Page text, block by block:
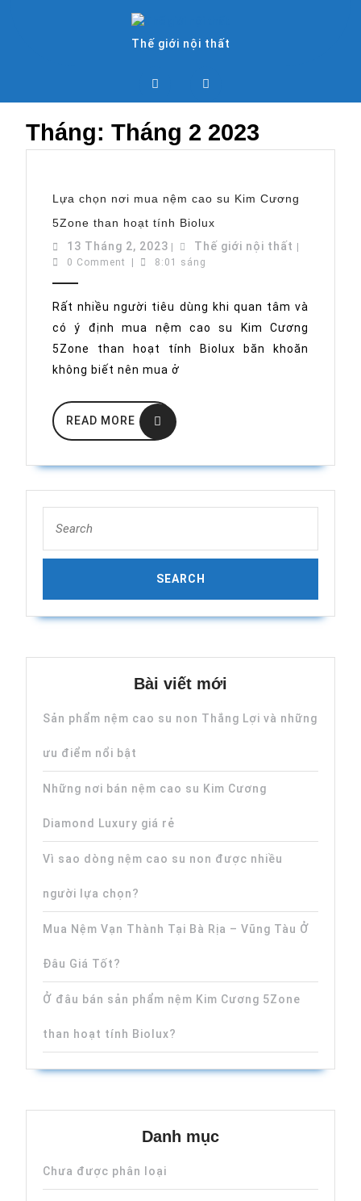
Thế giới nội thất
Open
Button
Tháng: Tháng 2 2023
Lựa chọn nơi mua nệm cao su Kim Cương
5Zone than hoạt tính Biolux
nơi
mua
Kim
Cương
5Zone
than
hoạt
13 Tháng 2, 2023 13
Tháng
| Thế giới nội thất Thế
|
0 Comment
| 8:01 sáng
Rất nhiều người tiêu dùng khi quan tâm và
có ý định mua nệm cao su Kim Cương
5Zone than hoạt tính Biolux băn khoăn
không biết nên mua ở
READ MORE
READ
MORE
for:
Bài viết mới
Sản phẩm nệm cao su non Thắng Lợi và những
ưu điểm nổi bật
Những nơi bán nệm cao su Kim Cương
Diamond Luxury giá rẻ
Vì sao dòng nệm cao su non được nhiều
người lựa chọn?
Mua Nệm Vạn Thành Tại Bà Rịa – Vũng Tàu Ở
Đâu Giá Tốt?
Ở đâu bán sản phẩm nệm Kim Cương 5Zone
than hoạt tính Biolux?
Danh mục
Chưa được phân loại